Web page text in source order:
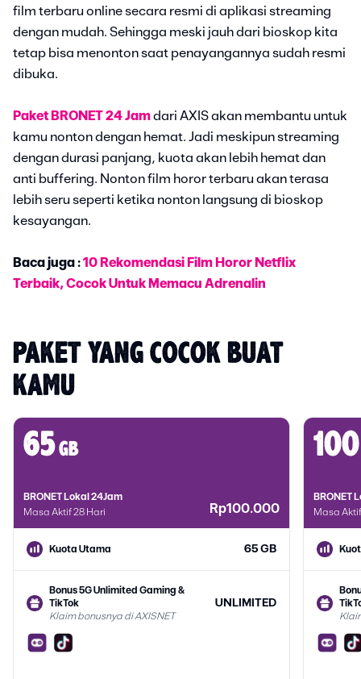
film terbaru online secara resmi di aplikasi streaming
dengan mudah. Sehingga meski jauh dari bioskop kita
tetap bisa menonton saat penayangannya sudah resmi
dibuka.
Paket BRONET 24 Jamdari AXIS akan membantu untuk
kamu nonton dengan hemat. Jadi meskipun streaming
dengan durasi panjang, kuota akan lebih hemat dan
anti buffering. Nonton film horor terbaru akan terasa
lebih seru seperti ketika nonton langsung di bioskop
kesayangan.
Baca juga :10 Rekomendasi Film Horor Netflix
Terbaik, Cocok Untuk Memacu Adrenalin
PAKET YANG COCOK BUAT
KAMU
65gb
BRONET Lokal 24Jam
Masa Aktif 28 Hari
Rp100.000
Kuota Utama 65 GB
Bonus 5G Unlimited Gaming &
TikTok
Klaim bonusnya di AXISNET
UNLIMITED
100
BRONET
Masa